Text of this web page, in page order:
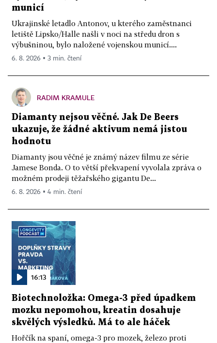
municí
Ukrajinské letadlo Antonov, u kterého zaměstnanci
letiště Lipsko/Halle našli v noci na středu dron s
výbušninou, bylo naložené vojenskou municí....
6. 8. 2026 ▪ 3 min. čtení
RADIM KRAMULE
Diamanty nejsou věčné. Jak De Beers
ukazuje, že žádné aktivum nemá jistou
hodnotu
Diamanty jsou věčné je známý název filmu ze série
Jamese Bonda. O to větší překvapení vyvolala zpráva o
možném prodeji těžařského gigantu De...
6. 8. 2026 ▪ 4 min. čtení
16:13
Biotechnoložka: Omega-3 před úpadkem
mozku nepomohou, kreatin dosahuje
skvělých výsledků. Má to ale háček
Hořčík na spaní, omega-3 pro mozek, železo proti